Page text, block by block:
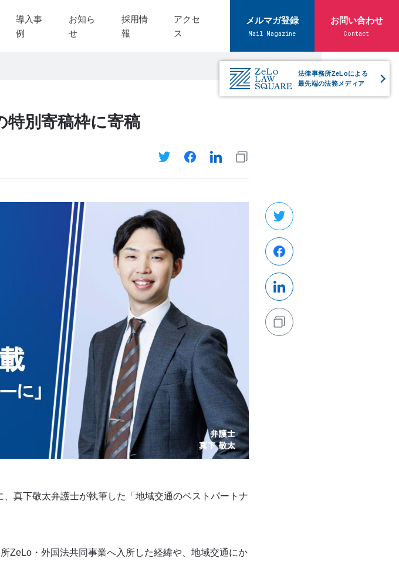
導入事
例
お知ら
せ
採用情
報
アクセ
ス
メルマガ登録
Mail Magazine
お問い合わせ
Contact
法律事務所ZeLoによる
最先端の法務メディア
特別寄稿枠に寄稿
真下敬太弁護士が執筆した「地域交通のベストパートナ
ZeLo・外国法共同事業へ入所した経緯や、地域交通にか